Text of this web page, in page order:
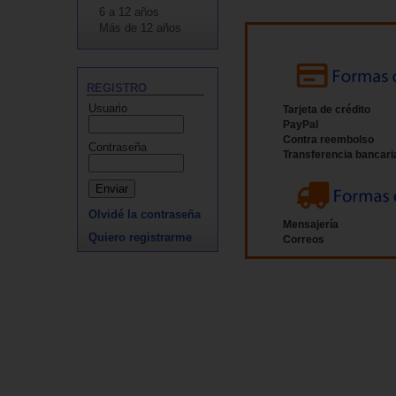
6 a 12 años
Más de 12 años
REGISTRO
Usuario
Contraseña
Olvidé la contraseña
Quiero registrarme
Tarjeta de crédito
PayPal
Contra reembolso
Transferencia
Mensajería
Correos